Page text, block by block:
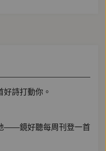
詩打動你。
——鏡好聽每周刊登一首